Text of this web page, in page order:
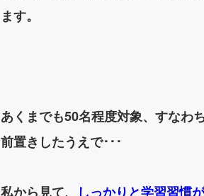
ます。
あくまでも50名程度対象、すなわ
前置きしたうえで･･･
私から見て、 しっかりと学習習慣